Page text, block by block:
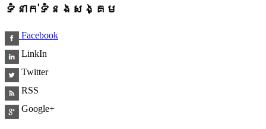
ទំនាក់ទំនងសង្គម
Facebook
LinkIn
Twitter
RSS
Google+